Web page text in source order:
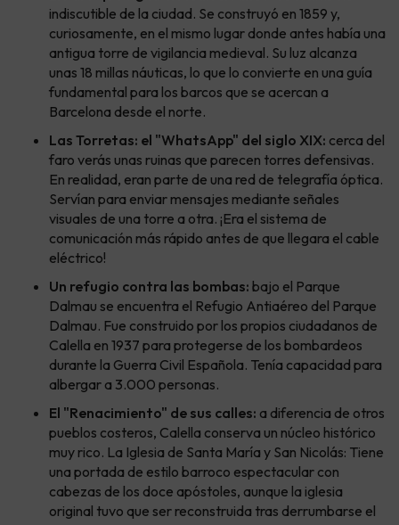
indiscutible de la ciudad. Se construyó en 1859 y,
curiosamente, en el mismo lugar donde antes había una
antigua torre de vigilancia medieval. Su luz alcanza
unas 18 millas náuticas, lo que lo convierte en una guía
fundamental para los barcos que se acercan a
Barcelona desde el norte.
Las Torretas: el "WhatsApp" del siglo XIX: cerca del
faro verás unas ruinas que parecen torres defensivas.
En realidad, eran parte de una red de telegrafía óptica.
Servían para enviar mensajes mediante señales
visuales de una torre a otra. ¡Era el sistema de
comunicación más rápido antes de que llegara el cable
eléctrico!
Un refugio contra las bombas: bajo el Parque
Dalmau se encuentra el Refugio Antiaéreo del Parque
Dalmau. Fue construido por los propios ciudadanos de
Calella en 1937 para protegerse de los bombardeos
durante la Guerra Civil Española. Tenía capacidad para
albergar a 3.000 personas.
El "Renacimiento" de sus calles: a diferencia de otros
pueblos costeros, Calella conserva un núcleo histórico
muy rico. La Iglesia de Santa María y San Nicolás: Tiene
una portada de estilo barroco espectacular con
cabezas de los doce apóstoles, aunque la iglesia
original tuvo que ser reconstruida tras derrumbarse el